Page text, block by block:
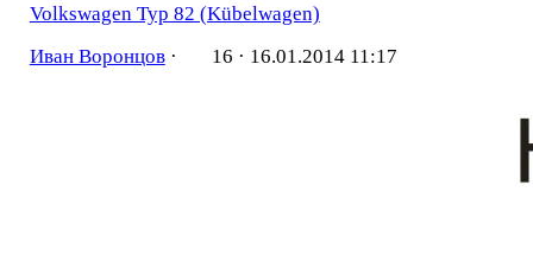
Volkswagen Тур 82 (Kübelwagen)
Иван Воронцов· 16 · 16.01.2014 11:17